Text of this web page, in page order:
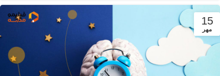
15
مهر